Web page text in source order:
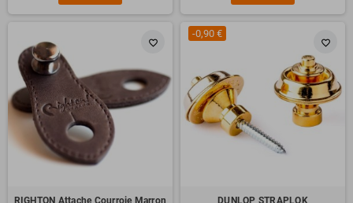
favorite_border
RIGHTON Attache Courroie Marron
favorite_border
-0,90 €
DUNLOP STRAPLOK